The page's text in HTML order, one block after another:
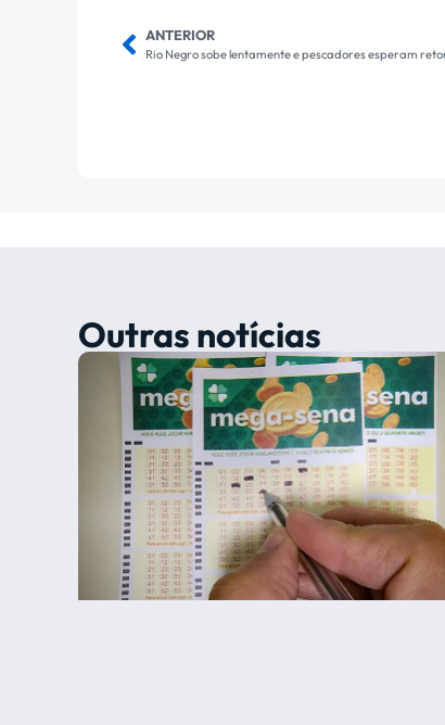
ANTERIOR
Rio Negro sobe lentamente e pescadores esperam
Outras notícias